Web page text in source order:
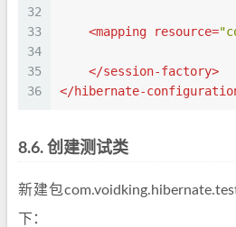
32
33
34
35
36
<mapping resource=
</session-factory>
</hibernate-
8.6. 创建测试类
新建包
下：